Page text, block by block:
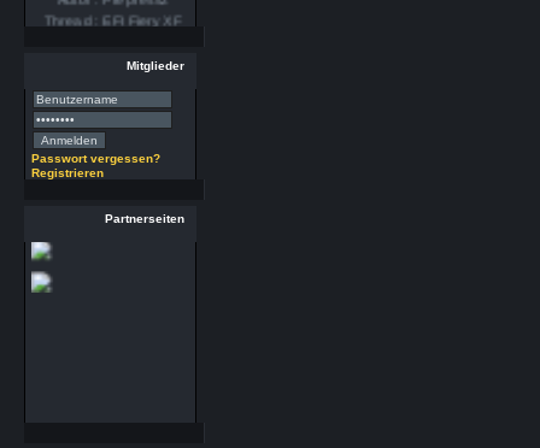
Thread : EFI Fiery XF
9.0
Autor : Prepress2
Thread : PSSE 36.3.1
(29.7.26 - 20:58 Uhr)
29 RSoft v2025
Thread : 29 RSoft
Mitglieder
Passwort vergessen?
Registrieren
Partnerseiten